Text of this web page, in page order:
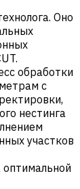
Оно
обработки
с
нестинга
участков
оптимальной